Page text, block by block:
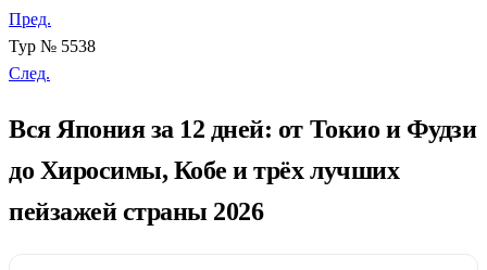
Пред.
Тур № 5538
След.
Вся Япония за 12 дней: от Токио и Фудзи
до Хиросимы, Кобе и трёх лучших
пейзажей страны 2026